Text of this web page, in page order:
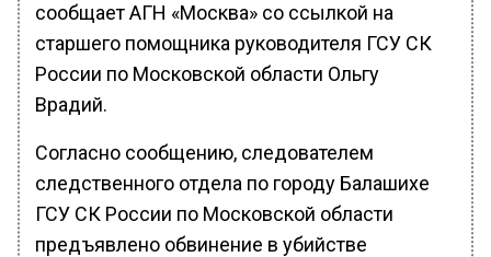
сообщает АГН «Москва» со ссылкой на
старшего помощника руководителя ГСУ СК
России по Московской области Ольгу
Врадий.
Согласно сообщению, следователем
следственного отдела по городу Балашихе
ГСУ СК России по Московской области
предъявлено обвинение в убийстве